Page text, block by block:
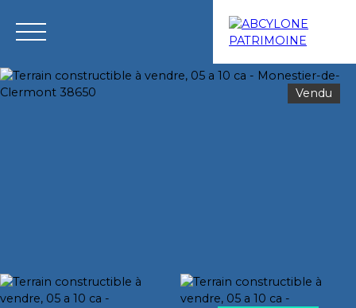
Menu Vendu